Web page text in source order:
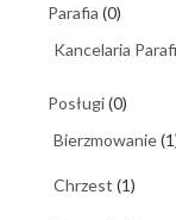
Parafia (0)
Kancelaria
Posługi(0)
Bierzmowanie
Chrzest (1)